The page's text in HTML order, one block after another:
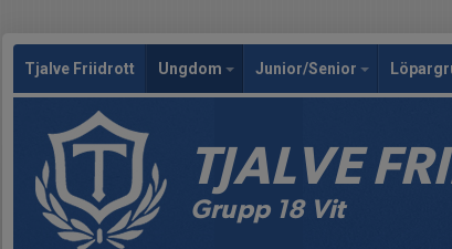
Tjalve Friidrott Ungdom Junior/Senior
TJALVE
Grupp 18 Vit